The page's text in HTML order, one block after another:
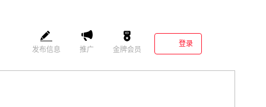
发布信息 推广 金牌会员
登录